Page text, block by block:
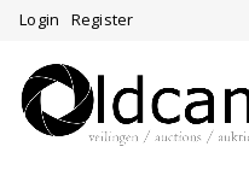
Login Register